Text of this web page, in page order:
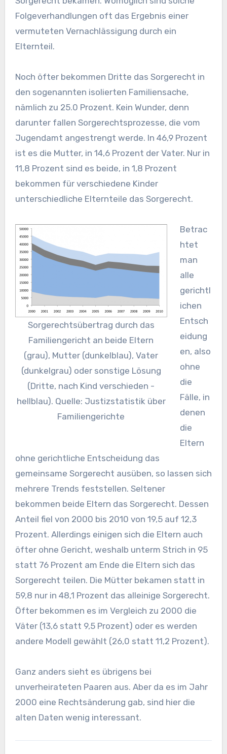
Folgeverhandlungen oft das Ergebnis einer
vermuteten Vernachlässigung durch ein
Elternteil.
Noch öfter bekommen Dritte das Sorgerecht in
den sogenannten isolierten Familiensache,
nämlich zu 25.0 Prozent. Kein Wunder, denn
darunter fallen Sorgerechtsprozesse, die vom
Jugendamt angestrengt werde. In 46,9 Prozent
ist es die Mutter, in 14,6 Prozent der Vater. Nur in
11,8 Prozent sind es beide, in 1,8 Prozent
bekommen für verschiedene Kinder
unterschiedliche Elternteile das Sorgerecht.
Sorgerechtsübertrag durch das
Familiengericht an beide Eltern
(grau), Mutter (dunkelblau), Vater
(dunkelgrau) oder sonstige Lösung
(Dritte, nach Kind verschieden -
hellblau). Quelle: Justizstatistik über
Familiengerichte
Betrac
htet
man
alle
gerichtl
ichen
Entsch
eidung
en, also
ohne
die
Fälle, in
denen
die
Eltern
ohne gerichtliche Entscheidung das
gemeinsame Sorgerecht ausüben, so lassen sich
mehrere Trends feststellen. Seltener
bekommen beide Eltern das Sorgerecht. Dessen
Anteil fiel von 2000 bis 2010 von 19,5 auf 12,3
Prozent. Allerdings einigen sich die Eltern auch
öfter ohne Gericht, weshalb unterm Strich in 95
statt 76 Prozent am Ende die Eltern sich das
Sorgerecht teilen. Die Mütter bekamen statt in
59,8 nur in 48,1 Prozent das alleinige Sorgerecht.
Öfter bekommen es im Vergleich zu 2000 die
Väter (13,6 statt 9,5 Prozent) oder es werden
andere Modell gewählt (26,0 statt 11,2 Prozent).
Ganz anders sieht es übrigens bei
unverheirateten Paaren aus. Aber da es im Jahr
2000 eine Rechtsänderung gab, sind hier die
alten Daten wenig interessant.